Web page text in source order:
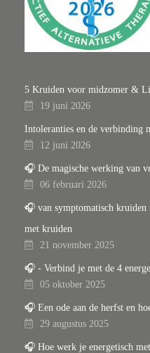
5 Kruiden voor midzomer &
19 juni 2026
Intoleranties en de verbinding
12 juni 2026
🎧 De magische werking van
06 februari 2026
🎧 van symptomatisch kruiden
met kruiden
21 november 2025
🎧 - Verbind je met de 4
05 oktober 2025
🎧 Een ode aan de herfst en
29 augustus 2025
🎧 Hoe werk je energetisch